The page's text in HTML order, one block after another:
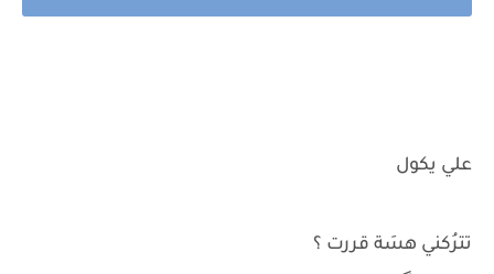
علي يكول
تترُكني هسَة قررت ؟